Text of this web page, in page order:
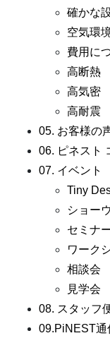
確かな
空気環
費用に
高断熱
高気密
高耐震
05. お客様の
06. ピネスト
07. イベント
Tiny
ショー
セミナ
ワーク
相談会
見学会
08. スタッフ
09.PiNEST通